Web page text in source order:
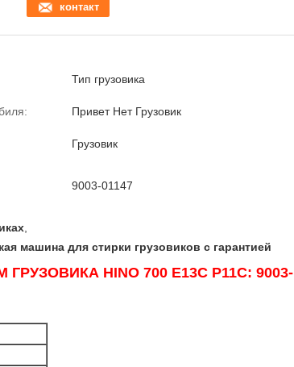
контакт
Тип грузовика
Привет Нет Грузовик
Грузовик
9003-01147
машина для стирки грузовиков с гарантией
HINO 700 E13C P11C: 9003-